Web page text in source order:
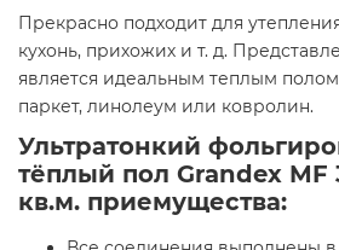
Прекрасно подходит для
кухонь, прихожих и т. д.
является идеальным теплым
паркет, линолеум или ковролин.
Ультратонкий
тёплый пол Grandex MF
кв.м. приемущества: